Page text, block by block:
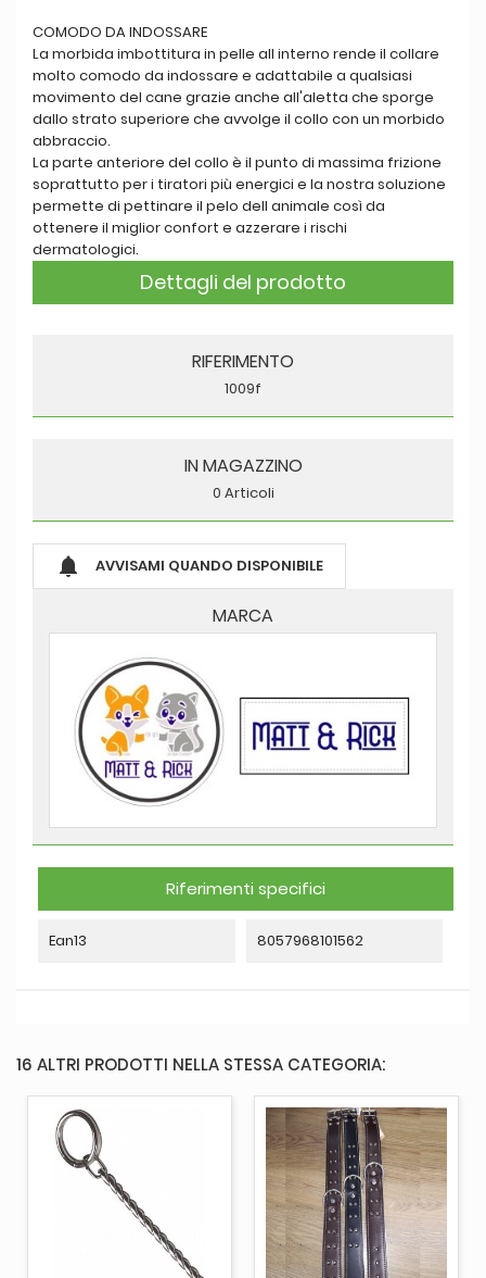
COMODO DA INDOSSARE
La morbida imbottitura in pelle all interno rende il collare
molto comodo da indossare e adattabile a qualsiasi
movimento del cane grazie anche all'aletta che sporge
dallo strato superiore che avvolge il collo con un morbido
abbraccio.
La parte anteriore del collo è il punto di massima frizione
soprattutto per i tiratori più energici e la nostra soluzione
permette di pettinare il pelo dell animale così da
ottenere il miglior confort e azzerare i rischi
dermatologici.
Dettagli del prodotto
RIFERIMENTO
1009f
IN MAGAZZINO
0 Articoli
 AVVISAMI QUANDO DISPONIBILE
MARCA
Riferimenti specifici
Ean13 8057968101562
16 ALTRI PRODOTTI NELLA STESSA CATEGORIA: